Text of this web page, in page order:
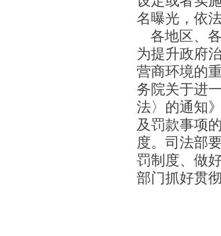
名曝光，依
各地区、
为提升政府
营商环境的
务院关于进
法〉的通知
及罚款事项
度。司法部
罚制度、做
部门抓好贯